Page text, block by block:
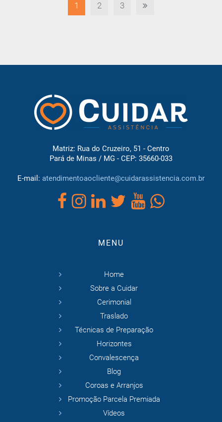
1 2 3
Matriz: Rua do Cruzeiro, 51 - Centro
Pará de Minas / MG - CEP: 35660-033
E-mail: atendimentoaocliente@cuidarassistencia.com.br
MENU
Home
Sobre a Cuidar
Cerimonial
Traslado
Técnicas de Preparação
Horizontes
Convalescença
Blog
Coroas e Arranjos
Promoção Parcela Premiada
Vídeos